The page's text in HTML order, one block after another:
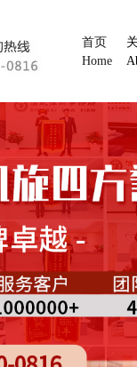
首页
Home